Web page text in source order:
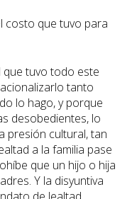
costo que tuvo para
que tuvo todo este
tanto
lo hago, y porque
desobedientes, lo
presión cultural, tan
a la familia pase
que un hijo o hija
Y la disyuntiva